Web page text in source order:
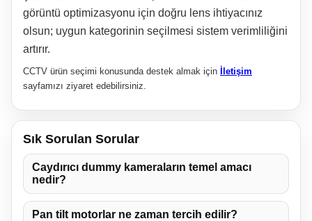
görüntü optimizasyonu için doğru lens ihtiyacınız
olsun; uygun kategorinin seçilmesi sistem verimliliğini
artırır.
CCTV ürün seçimi konusunda destek almak için
İletişim
sayfamızı ziyaret edebilirsiniz.
Sık Sorulan Sorular
Caydırıcı dummy kameraların temel amacı
nedir?
Pan tilt motorlar ne zaman tercih edilir?